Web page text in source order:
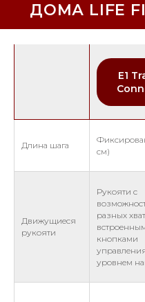
ДОМА LIFE
E1
Длина шага
см)
Движущиеся
рукояти
Рукояти с
разных
кнопками
уровнем